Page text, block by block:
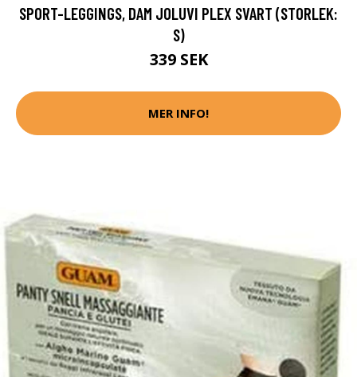
SPORT-LEGGINGS, DAM JOLUVI PLEX SVART (STORLEK:
S)
339 SEK
MER INFO!